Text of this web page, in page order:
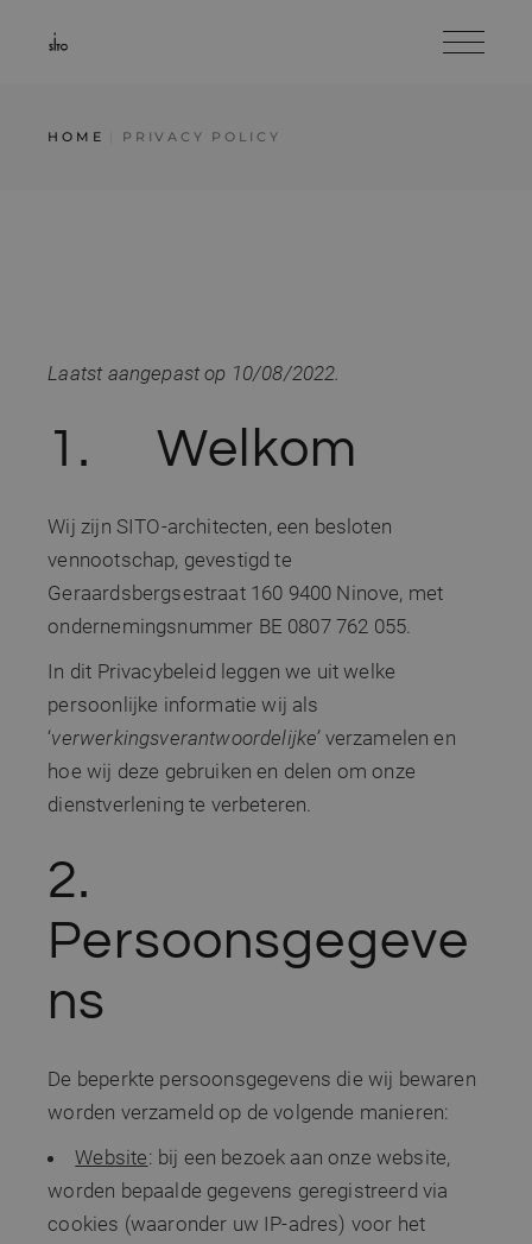
HOME PRIVACY POLICY
Laatst aangepast op 10/08/2022.
1. Welkom
Wij zijn SITO-architecten, een besloten
vennootschap, gevestigd te
Geraardsbergsestraat 160 9400 Ninove, met
ondernemingsnummer BE 0807 762 055.
In dit Privacybeleid leggen we uit welke
persoonlijke informatie wij als
‘verwerkingsverantwoordelijke’verzamelen en
hoe wij deze gebruiken en delen om onze
dienstverlening te verbeteren.
2.
Persoonsgegeve
ns
De beperkte persoonsgegevens die wij bewaren
worden verzameld op de volgende manieren:
Website: bij een bezoek aan onze website,
worden bepaalde gegevens geregistreerd via
cookies (waaronder uw IP-adres) voor het